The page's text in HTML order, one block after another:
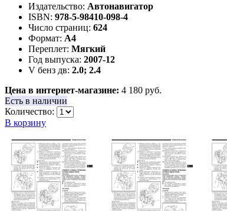
Издательство: Автонавигатор
ISBN: 978-5-98410-098-4
Число страниц: 624
Формат: А4
Переплет: Мягкий
Год выпуска: 2007-12
V бенз дв: 2.0; 2.4
Цена в интернет-магазине: 4 180 руб.
Есть в наличии
Количество:
В корзину